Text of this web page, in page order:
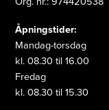
Åpningstider:
Mandag-torsdag
kl. 08.30 til 16.00
Fredag
kl. 08.30 til 15.30